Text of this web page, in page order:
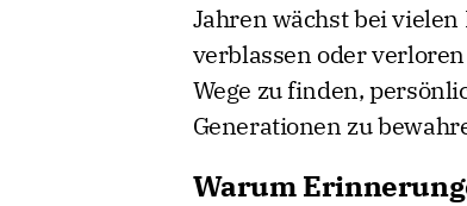
Jahren wächst bei
verblassen oder
Wege zu finden,
Generationen zu
Warum